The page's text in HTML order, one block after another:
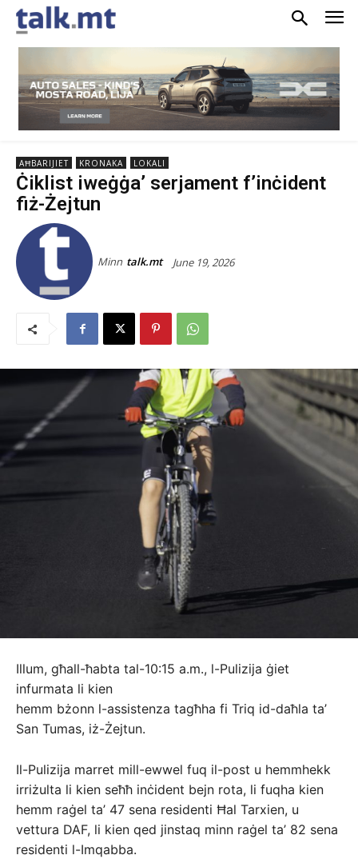
AĦBARIJIET KRONAKA LOKALI
Ċiklist iweġġa’ serjament f’inċident
fiż-Żejtun
Minn talk.mt June 19, 2026
Illum, għall-ħabta tal-10:15 a.m., l-Pulizija ġiet
infurmata li kien
hemm bżonn l-assistenza tagħha fi Triq id-daħla ta’
San Tumas, iż-Żejtun.
Il-Pulizija marret mill-ewwel fuq il-post u hemmhekk
irriżulta li kien seħħ inċident bejn rota, li fuqha kien
hemm raġel ta’ 47 sena residenti Ħal Tarxien, u
vettura DAF, li kien qed jinstaq minn raġel ta’ 82 sena
residenti l-Imqabba.